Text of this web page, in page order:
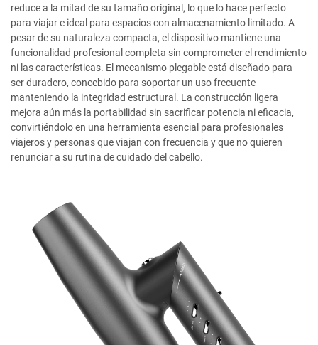
reduce a la mitad de su tamaño original, lo que lo hace perfecto
para viajar e ideal para espacios con almacenamiento limitado. A
pesar de su naturaleza compacta, el dispositivo mantiene una
funcionalidad profesional completa sin comprometer el rendimiento
ni las características. El mecanismo plegable está diseñado para
ser duradero, concebido para soportar un uso frecuente
manteniendo la integridad estructural. La construcción ligera
mejora aún más la portabilidad sin sacrificar potencia ni eficacia,
convirtiéndolo en una herramienta esencial para profesionales
viajeros y personas que viajan con frecuencia y que no quieren
renunciar a su rutina de cuidado del cabello.